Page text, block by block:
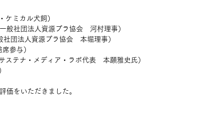
ケミカル犬飼）
社団法人資源プラ協会　河村理事）
団法人資源プラ協会　本堀理事）
参与）
テナ・メディア・ラボ代表　本願雅史氏）
価をいただきました。